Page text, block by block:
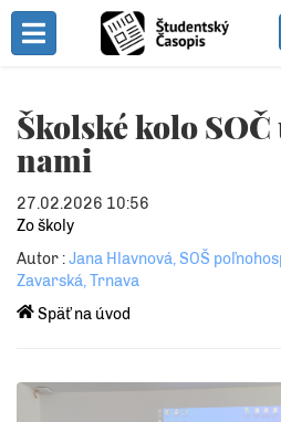
Toggle Menu
Školské kolo SOČ
nami
27.02.2026 10:56
Zo školy
Autor :Jana Hlavnová, SOŠ
Zavarská, Trnava
Späť na úvod